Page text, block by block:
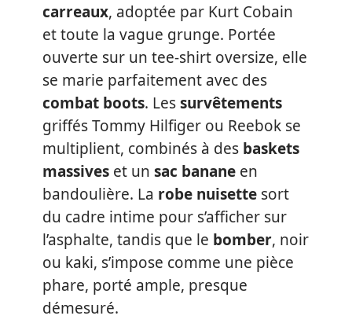
carreaux, adoptée par Kurt Cobain
et toute la vague grunge. Portée
ouverte sur un tee-shirt oversize, elle
se marie parfaitement avec des
combat boots. Lessurvêtements
griffés Tommy Hilfiger ou Reebok se
multiplient, combinés à des baskets
massives et un sac banane en
bandoulière. La robe nuisette sort
du cadre intime pour s’afficher sur
l’asphalte, tandis que le bomber, noir
ou kaki, s’impose comme une pièce
phare, porté ample, presque
démesuré.